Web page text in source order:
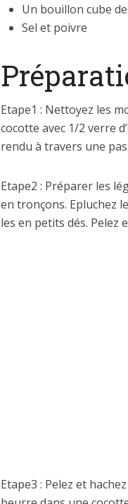
Un bouillon cube
Sel et poivre
Etape1 : Nettoyez les
cocotte avec 1/2 verre
rendu à travers une
Etape2 : Préparer les
en tronçons. Epluchez
les en petits dés. Pelez
Etape3 : Pelez et